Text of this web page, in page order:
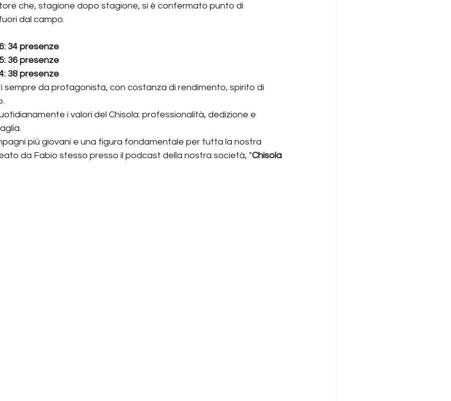
che, stagione dopo stagione, si è confermato punto di
dal campo.
34 presenze
36 presenze
38 presenze
sempre da protagonista, con costanza di rendimento, spirito di
i valori del Chisola: professionalità, dedizione e
più giovani e una figura fondamentale per tutta la nostra
da Fabio stesso presso il podcast della nostra società, "Chisola